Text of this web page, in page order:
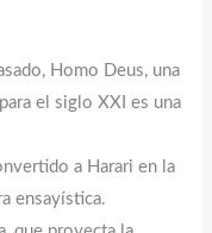
Homo Deus, una
el siglo XXI es una
a Harari en la
ensayística.